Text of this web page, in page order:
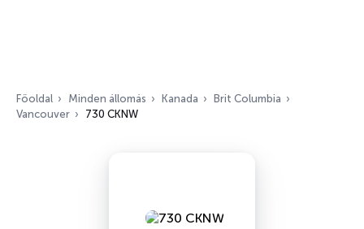
Főoldal Minden állomás Kanada
Brit Columbia
Vancouver
730 CKNW